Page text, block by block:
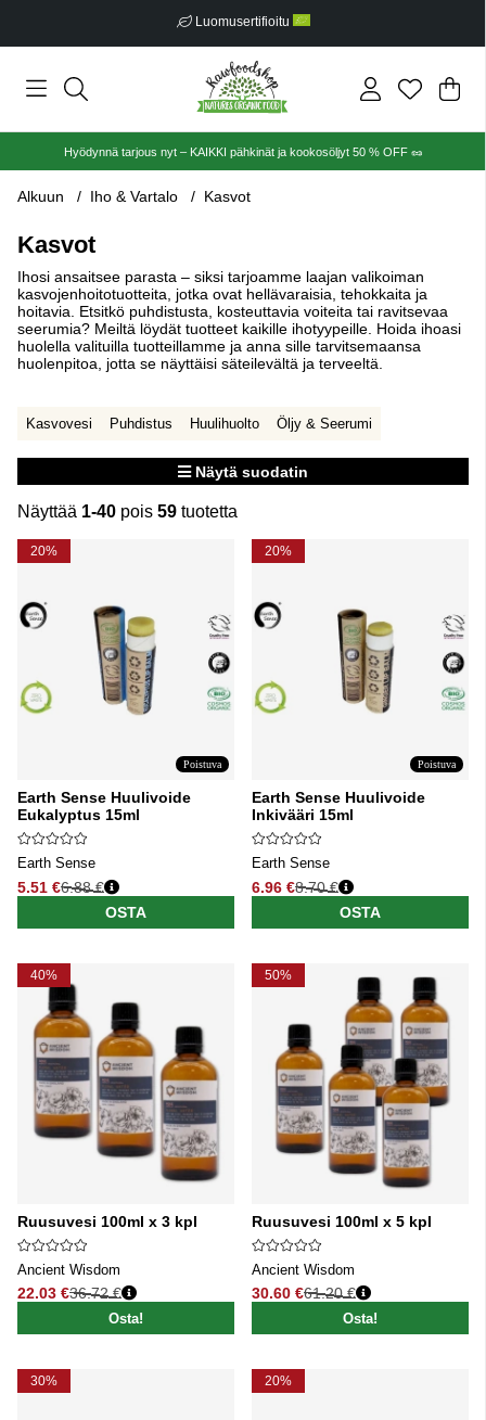
Ilmainen toimitus alkaen €30
.
Hyödynnä tarjous nyt – KAIKKI pähkinät ja kookosöljyt 50 % OFF 🥜
Alkuun Iho & Vartalo Kasvot
Kasvot
Ihosi ansaitsee parasta – siksi tarjoamme laajan valikoiman
kasvojenhoitotuotteita, jotka ovat hellävaraisia, tehokkaita ja
hoitavia. Etsitkö puhdistusta, kosteuttavia voiteita tai ravitsevaa
seerumia? Meiltä löydät tuotteet kaikille ihotyypeille. Hoida ihoasi
huolella valituilla tuotteillamme ja anna sille tarvitsemaansa
huolenpitoa, jotta se näyttäisi säteilevältä ja terveeltä.
Kasvovesi Puhdistus Huulihuolto Öljy & Seerumi
Näytä suodatin
Näyttää 1-40 pois 59 tuotetta
Tuotteet
20%
Poistuva
Earth Sense Huulivoide
Eukalyptus 15ml
Earth Sense
5.51 €
Normaali hinta
6.88 €
OSTA
20%
Poistuva
Earth Sense Huulivoide
Inkivääri 15ml
Earth Sense
6.96 €
Normaali hinta
8.70 €
OSTA
40%
Ruusuvesi 100ml x 3 kpl
Ancient Wisdom
22.03 €
Normaali hinta
36.72 €
Osta!
50%
Ruusuvesi 100ml x 5 kpl
Ancient Wisdom
30.60 €
Normaali hinta
61.20 €
Osta!
30% 20%